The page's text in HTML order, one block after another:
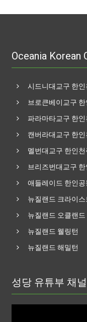
Oceania Korean
시드니대교구 한인
브로큰베이교구
파라마타교구 한인
캔버라대교구 한인
멜번대교구 한인천
브리즈번대교구
애들레이드 한인공
뉴질랜드 크라이스
뉴질랜드 오클랜드
뉴질랜드 웰링턴
뉴질랜드 해밀턴
성당 유튜부 채널